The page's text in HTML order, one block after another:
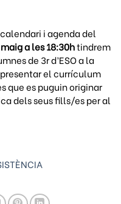
i agenda del
a les 18:30htindrem
de 3r d’ESO a la
el currículum
que es puguin originar
dels seus fills/es per al